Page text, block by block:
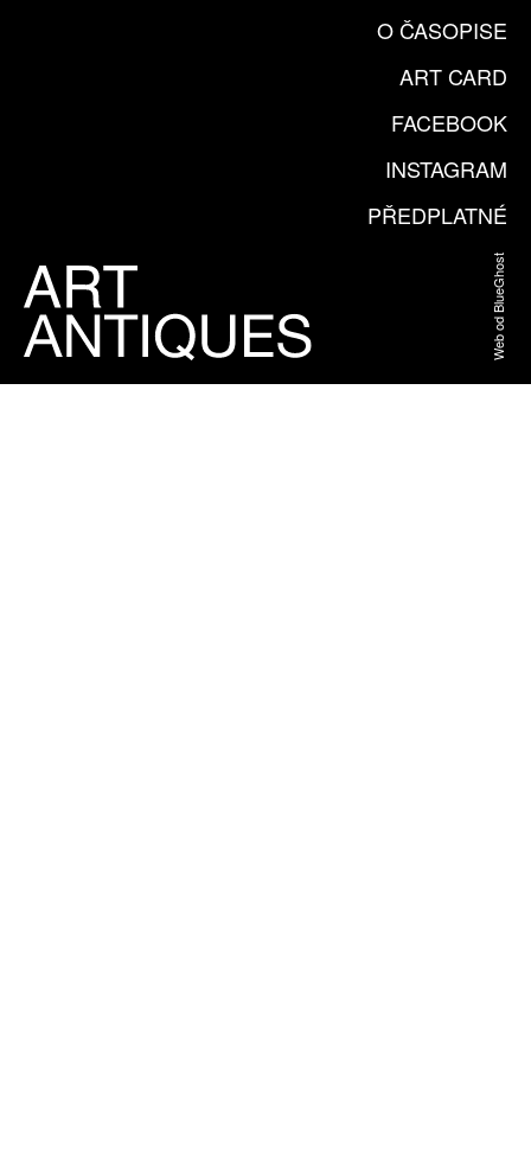
O ČASOPISE
ART CARD
FACEBOOK
INSTAGRAM
PŘEDPLATNÉ
Web od BlueGhost